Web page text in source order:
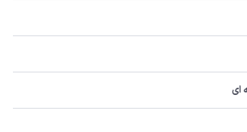
ای